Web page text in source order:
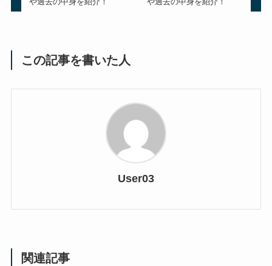
この記事を書いた人
User03
関連記事